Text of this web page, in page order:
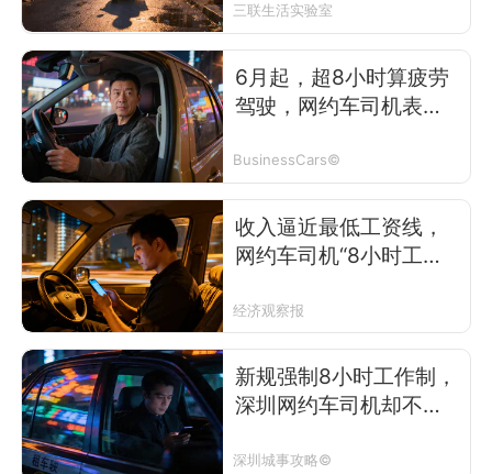
三联生活实验室
6月起，超8小时算疲劳
驾驶，网约车司机表
BusinessCars©
收入逼近最低工资线，
网约车司机“8小时工作
经济观察报
新规强制8小时工作制，
深圳网约车司机却不想
深圳城事攻略©